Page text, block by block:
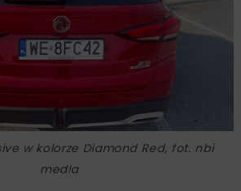
w kolorze Diamond Red, fot. nbi
med!a